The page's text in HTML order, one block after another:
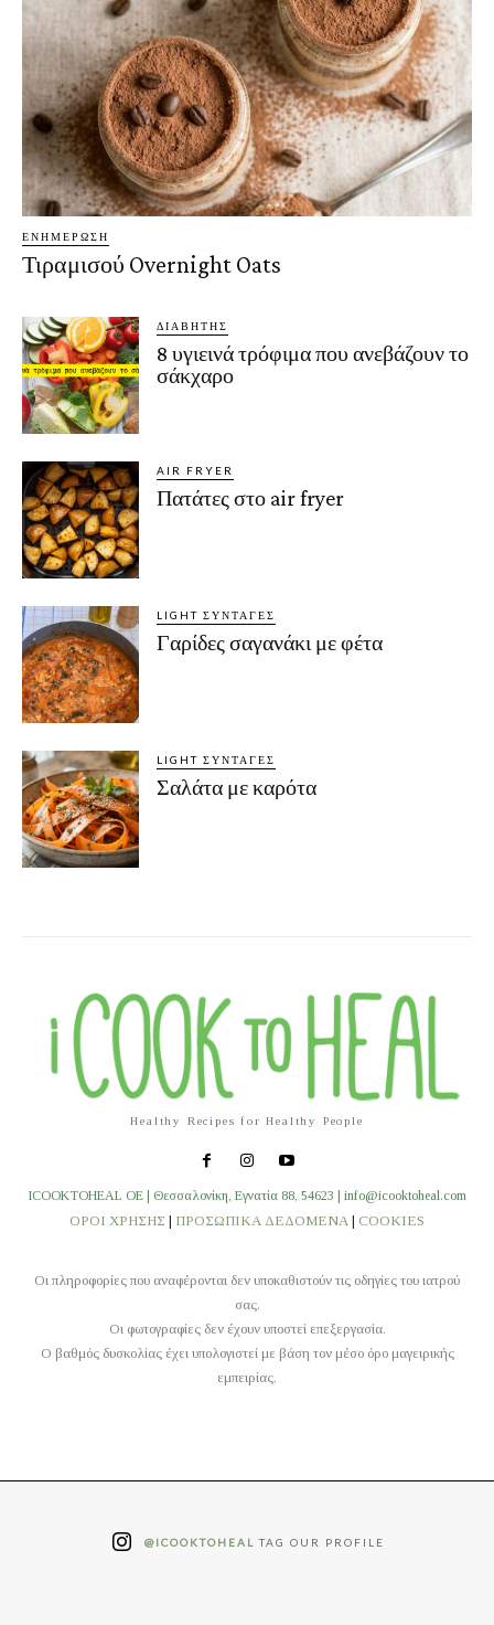
ΕΝΗΜΈΡΩΣΗ
Τιραμισού Overnight Oats
ΔΙΑΒΉΤΗΣ
8 υγιεινά τρόφιμα που ανεβάζουν το
σάκχαρο
AIR FRYER
Πατάτες στο air fryer
LIGHT ΣΥΝΤΑΓΈΣ
Γαρίδες σαγανάκι με φέτα
LIGHT ΣΥΝΤΑΓΈΣ
Σαλάτα με καρότα
Healthy Recipes for Healthy People
ICOOKTOHEAL OE | Θεσσαλονίκη, Εγνατία 88, 54623 | info@icooktoheal.com
ΟΡΟΙ ΧΡΗΣΗΣ | ΠΡΟΣΩΠΙΚΑ ΔΕΔΟΜΕΝΑ | COOKIES
Οι πληροφορίες που αναφέρονται δεν υποκαθιστούν τις οδηγίες του ιατρού
σας.
Οι φωτογραφίες δεν έχουν υποστεί επεξεργασία.
O βαθμός δυσκολίας έχει υπολογιστεί με βάση τον μέσο όρο μαγειρικής
εμπειρίας.
@ICOOKTOHEAL TAG OUR PROFILE